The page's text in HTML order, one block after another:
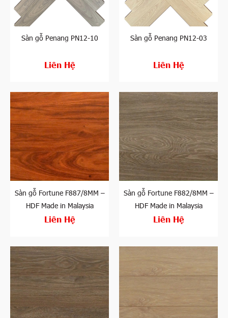
Sàn gỗ Penang PN12-10
Liên Hệ
Sàn gỗ Penang PN12-03
Liên Hệ
Sàn gỗ Fortune F887/8MM –
HDF Made in Malaysia
Liên Hệ
Sàn gỗ Fortune F882/8MM –
HDF Made in Malaysia
Liên Hệ